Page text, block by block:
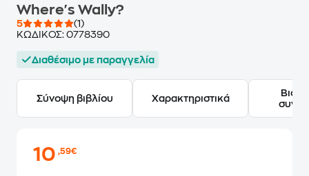
Where's Wally?
5
(1)
ΚΩΔΙΚΟΣ: 0778390
Διαθέσιμο με παραγγελία
Σύνοψη βιβλίου Χαρακτηριστικά
10,59€